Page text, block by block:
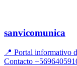
sanvicomunica
📍 Portal informativo
Contacto